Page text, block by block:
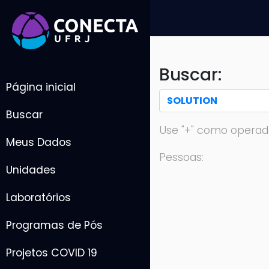
Página inicial
Buscar
Meus Dados
Unidades
Laboratórios
Programas de Pós
Projetos COVID 19
Buscar:
Use "+" como
Pessoas: